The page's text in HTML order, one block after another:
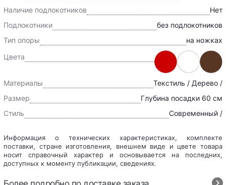
Наличие подлокотников
Нет
Подлокотники
без подлокотников
Тип опоры
на ножках
Цвета
Материалы
Текстиль / Дерево /
Размер
Глубина посадки 60 см
Стиль
Современный /
Информация о технических характеристиках, комплекте
поставки, стране изготовления, внешнем виде и цвете товара
носит справочный характер и основывается на последних,
доступных к моменту публикации, сведениях.